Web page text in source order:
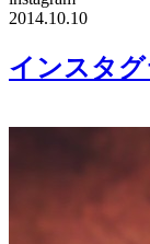
2014.10.10
インスタ